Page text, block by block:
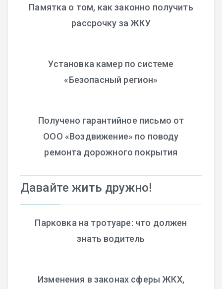
Памятка о том, как законно получить
рассрочку за ЖКУ
Установка камер по системе
«Безопасный регион»
Получено гарантийное письмо от
ООО «Воздвижение» по поводу
ремонта дорожного покрытия
Давайте жить дружно!
Парковка на тротуаре: что должен
знать водитель
Изменения в законах сферы ЖКХ,